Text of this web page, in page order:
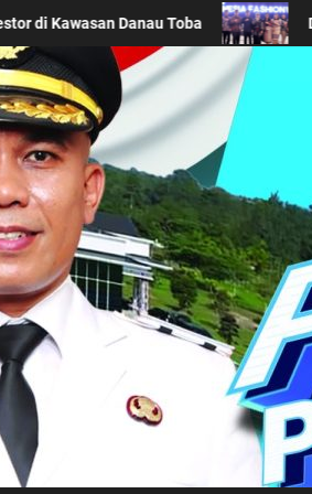
di Acara BTN Indonesia Fashion